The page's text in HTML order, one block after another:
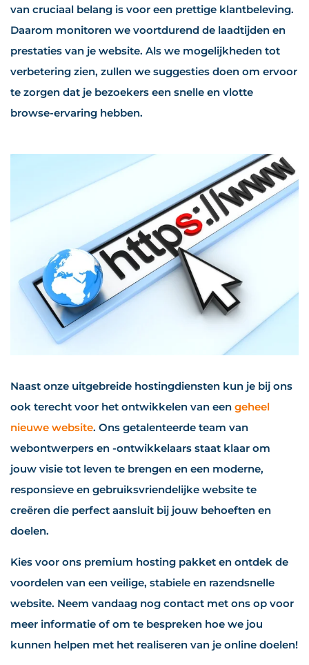
van cruciaal belang is voor een prettige klantbeleving.
Daarom monitoren we voortdurend de laadtijden en
prestaties van je website. Als we mogelijkheden tot
verbetering zien, zullen we suggesties doen om ervoor
te zorgen dat je bezoekers een snelle en vlotte
browse-ervaring hebben.
Naast onze uitgebreide hostingdiensten kun je bij ons
ook terecht voor het ontwikkelen van een geheel
nieuwe website. Ons getalenteerde team van
webontwerpers en -ontwikkelaars staat klaar om
jouw visie tot leven te brengen en een moderne,
responsieve en gebruiksvriendelijke website te
creëren die perfect aansluit bij jouw behoeften en
doelen.
Kies voor ons premium hosting pakket en ontdek de
voordelen van een veilige, stabiele en razendsnelle
website. Neem vandaag nog contact met ons op voor
meer informatie of om te bespreken hoe we jou
kunnen helpen met het realiseren van je online doelen!